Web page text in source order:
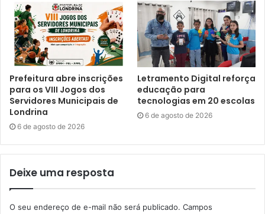
Souza, consultor sênior da Macroplan.
Assessorias de Comunicação da ACIL e Codel.
Entrevistas – Rodrigo Souza (Macroplan): (61) 99963-
0334; Bruno Ubiratan (Codel), via assessoria whatsapp
Prefeitura abre inscrições
para os VIII Jogos dos
Servidores Municipais de
Londrina
6 de agosto de 2026
Letramento Digital reforça
educação para
tecnologias em 20 escolas
6 de agosto de 2026
Deixe uma resposta
O seu endereço de e-mail não será publicado. Campos